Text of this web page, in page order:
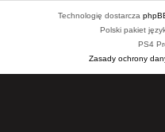
Technologię dostarcza
Polski pakiet
PS4
Zasady ochrony